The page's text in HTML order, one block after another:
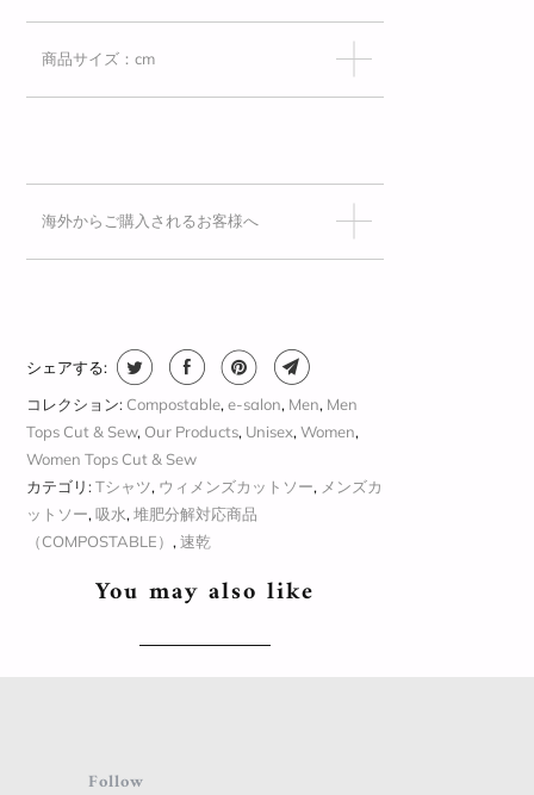
商品サイズ：cm
海外からご購入されるお客様へ
シェアする:
コレクション: Compostable,e-salon, Men, Men
Tops Cut & Sew, Our Products, Unisex,Women,
Women Tops Cut & Sew
カテゴリ: Tシャツ, ウィメンズカットソー, メンズカ
ットソー,吸水,堆肥分解対応商品
（COMPOSTABLE） ,速乾
You may also like
Follow